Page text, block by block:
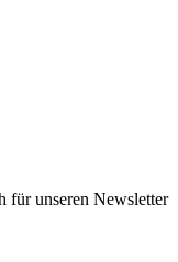
für unseren Newsletter